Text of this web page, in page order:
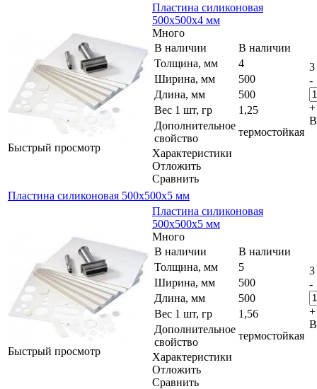
Быстрый просмотр
Пластина силиконовая
500x500x4 мм
Много
В наличии
В наличии
Толщина, мм
4
Ширина, мм
500
Длина, мм
500
Вес 1 шт, гр
1,25
Дополнительное
свойство
термостойкая
Характеристики
Отложить
Сравнить
3
-
+
В
Пластина силиконовая 500x500x5 мм
Быстрый просмотр
Пластина силиконовая
500x500x5 мм
Много
В наличии
В наличии
Толщина, мм
5
Ширина, мм
500
Длина, мм
500
Вес 1 шт, гр
1,56
Дополнительное
свойство
термостойкая
Характеристики
Отложить
Сравнить
3
-
+
В